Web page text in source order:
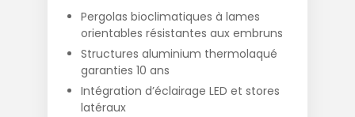
Pergolas bioclimatiques à lames
orientables résistantes aux embruns
Structures aluminium thermolaqué
garanties 10 ans
Intégration d’éclairage LED et stores
latéraux